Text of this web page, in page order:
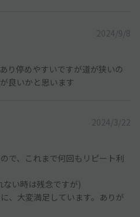
2024/9/8
り停めやすいですが道が狭いの
良いかと思います
2024/3/22
で、これまで何回もリピート利
ない時は残念ですが)
、大変満足しています。ありが